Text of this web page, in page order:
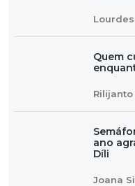
Quem
Rilijanto
ano
Díli
Joana